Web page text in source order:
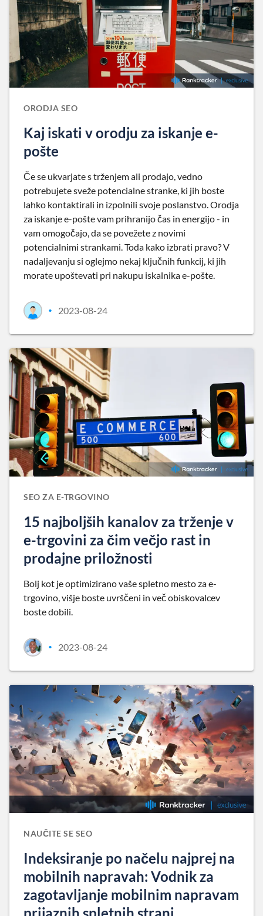
ORODJA SEO
Kaj iskati v orodju za iskanje e-
pošte
Če se ukvarjate s trženjem ali prodajo, vedno
potrebujete sveže potencialne stranke, ki jih boste
lahko kontaktirali in izpolnili svoje poslanstvo. Orodja
za iskanje e-pošte vam prihranijo čas in energijo - in
vam omogočajo, da se povežete z novimi
potencialnimi strankami. Toda kako izbrati pravo? V
nadaljevanju si oglejmo nekaj ključnih funkcij, ki jih
morate upoštevati pri nakupu iskalnika e-pošte.
• 2023-08-24
SEO ZA E-TRGOVINO
15 najboljših kanalov za trženje v
e-trgovini za čim večjo rast in
prodajne priložnosti
Bolj kot je optimizirano vaše spletno mesto za e-
trgovino, višje boste uvrščeni in več obiskovalcev
boste dobili.
• 2023-08-24
NAUČITE SE SEO
Indeksiranje po načelu najprej na
mobilnih napravah: Vodnik za
zagotavljanje mobilnim napravam